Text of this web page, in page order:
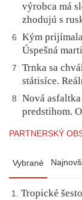
výrobca má
zhodujú s
6
Kým
Úspešná
7
Trnka sa
státisíce.
8
Nová
predstihom.
PARTNERSKÝ
Vybrané
Tropické